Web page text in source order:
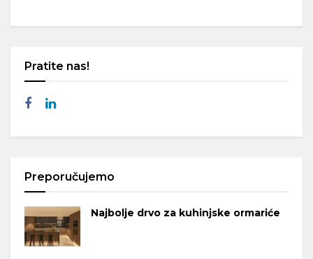
Pratite nas!
Preporučujemo
Najbolje drvo za kuhinjske ormariće